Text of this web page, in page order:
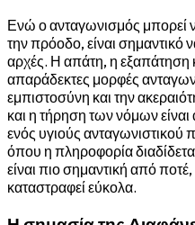
Ενώ ο ανταγωνισμός μπορεί
την πρόοδο, είναι σημαντικό
αρχές. Η απάτη, η εξαπάτηση
απαράδεκτες μορφές
εμπιστοσύνη και την
και η τήρηση των νόμων είναι
ενός υγιούς ανταγωνιστικού
όπου η πληροφορία
είναι πιο σημαντική από
καταστραφεί εύκολα.